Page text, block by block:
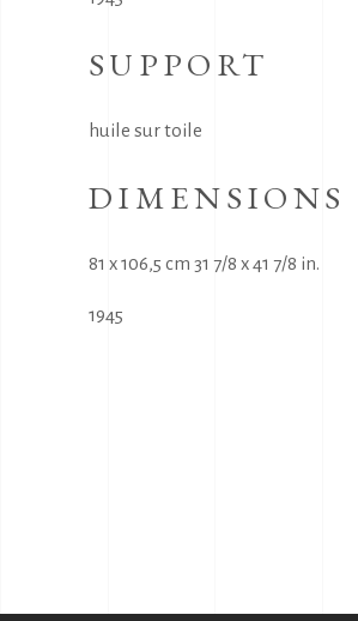
SUPPORT
huile sur toile
DIMENSIONS
81 x 106,5 cm 31 7/8 x 41 7/8 in.
1945